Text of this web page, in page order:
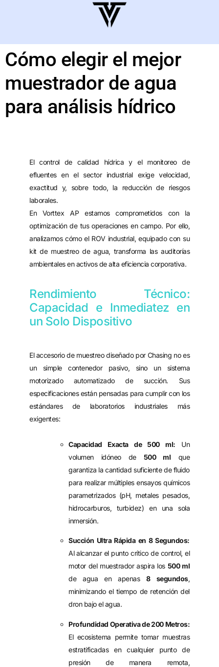
Cómo elegir el mejor
muestrador de agua
para análisis hídrico
El control de calidad hídrica y el monitoreo de
efluentes en el sector industrial exige velocidad,
exactitud y, sobre todo, la reducción de riesgos
laborales.
En Vorttex APestamos comprometidos con la
optimización de tus operaciones en campo. Por ello,
analizamos cómo el ROV industrial, equipado con su
kit de muestreo de agua, transforma las auditorías
ambientales en activos de alta eficiencia corporativa.
Rendimiento Técnico:
Capacidad e Inmediatez en
un Solo Dispositivo
El accesorio de muestreo diseñado por Chasing no es
un simple contenedor pasivo, sino un sistema
motorizado automatizado de succión. Sus
especificaciones están pensadas para cumplir con los
estándares de laboratorios industriales más
exigentes:
Capacidad Exacta de 500 ml: Un
volumen idóneo de 500 ml que
garantiza la cantidad suficiente de fluido
para realizar múltiples ensayos químicos
parametrizados (pH, metales pesados,
hidrocarburos, turbidez) en una sola
inmersión.
Succión Ultra Rápida en 8 Segundos:
Al alcanzar el punto crítico de control, el
motor del muestrador aspira los 500 ml
de agua en apenas 8 segundos,
minimizando el tiempo de retención del
dron bajo el agua.
Profundidad Operativa de 200 Metros:
El ecosistema permite tomar muestras
estratificadas en cualquier punto de
presión de manera remota,